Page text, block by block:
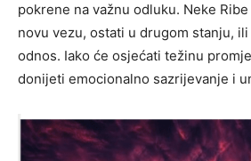
pokrene na važnu odluku. Neke
novu vezu, ostati u drugom stanju,
odnos. Iako će osjećati težinu
donijeti emocionalno sazrijevanje i